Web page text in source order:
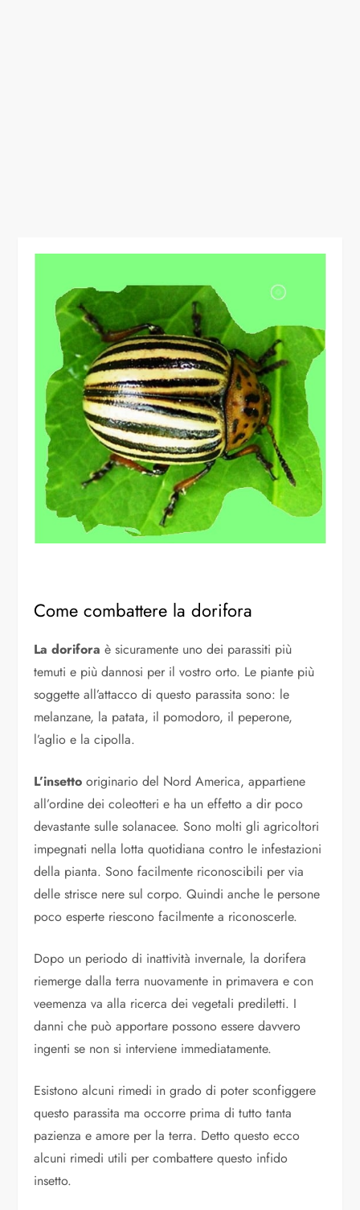
Come combattere la dorifora
La dorifora è sicuramente uno dei parassiti più
temuti e più dannosi per il vostro orto. Le piante più
soggette all’attacco di questo parassita sono: le
melanzane, la patata, il pomodoro, il peperone,
l’aglio e la cipolla.
L’insetto originario del Nord America, appartiene
all’ordine dei coleotteri e ha un effetto a dir poco
devastante sulle solanacee. Sono molti gli agricoltori
impegnati nella lotta quotidiana contro le infestazioni
della pianta. Sono facilmente riconoscibili per via
delle strisce nere sul corpo. Quindi anche le persone
poco esperte riescono facilmente a riconoscerle.
Dopo un periodo di inattività invernale, la dorifera
riemerge dalla terra nuovamente in primavera e con
veemenza va alla ricerca dei vegetali prediletti. I
danni che può apportare possono essere davvero
ingenti se non si interviene immediatamente.
Esistono alcuni rimedi in grado di poter sconfiggere
questo parassita ma occorre prima di tutto tanta
pazienza e amore per la terra. Detto questo ecco
alcuni rimedi utili per combattere questo infido
insetto.